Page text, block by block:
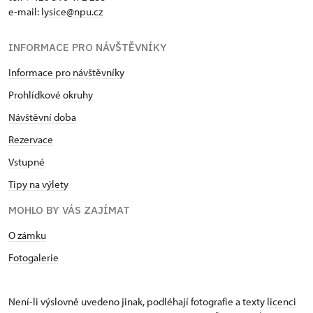
e-mail: ​lysice@npu.cz
INFORMACE PRO NÁVŠTĚVNÍKY
Informace pro návštěvníky
Prohlídkové okruhy
Návštěvní doba
Rezervace
Vstupné
Tipy na výlety
MOHLO BY VÁS ZAJÍMAT
O zámku
Fotogalerie
Není-li výslovně uvedeno jinak, podléhají fotografie a texty licenci